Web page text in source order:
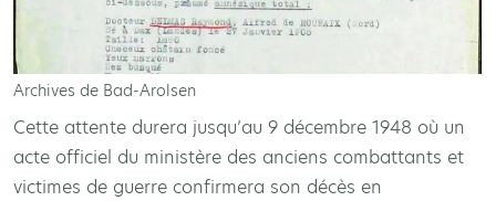
Archives de Bad-Arolsen
Cette attente durera jusqu’au 9 décembre 1948 où un
acte officiel du ministère des anciens combattants et
victimes de guerre confirmera son décès en